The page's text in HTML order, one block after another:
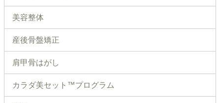
美容整体
産後骨盤矯正
肩甲骨はがし
カラダ美セット™プログラム